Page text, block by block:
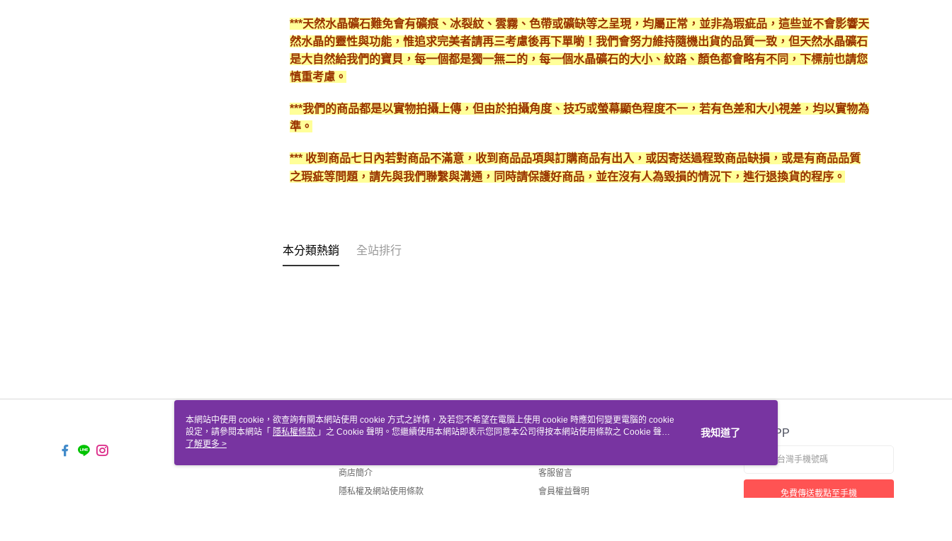
***天然水晶礦石難免會有礦痕、冰裂紋、雲霧、色帶或礦缺等之呈現，均屬正常，並非為瑕疵品，這些並不會影響天
然水晶的靈性與功能，惟追求完美者請再三考慮後再下單喲！我們會努力維持隨機出貨的品質一致，但天然水晶礦石
是大自然給我們的寶貝，每一個都是獨一無二的，每一個水晶礦石的大小、紋路、顏色都會略有不同，下標前也請您
慎重考慮。
***我們的商品都是以實物拍攝上傳，但由於拍攝角度、技巧或螢幕顯色程度不一，若有色差和大小視差，均以實物為
準。
*** 收到商品七日內若對商品不滿意，收到商品品項與訂購商品有出入，或因寄送過程致商品缺損，或是有商品品質
之瑕疵等問題，請先與我們聯繫與溝通，同時請保護好商品，並在沒有人為毀損的情況下，進行退換貨的程序。
本分類熱銷 全站排行
關於我們
商店簡介
隱私權及網站使用條款
客服資訊
客服留言
會員權益聲明
官方APP
免費傳送載點至手機
本網站中使用 cookie，欲查詢有關本網站使用 cookie 方式之詳情，及若您不希望在電腦上使用 cookie 時應如何變更電腦的 cookie
設定，請參閱本網站「 隱私權條款 」之 Cookie 聲明。您繼續使用本網站即表示您同意本公司得按本網站使用條款之 Cookie 聲明
使用 cookie。
了解更多 >
我知道了